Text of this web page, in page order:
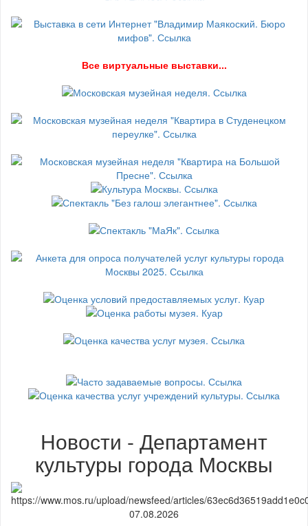
Все виртуальные выставки...
Новости - Департамент
культуры города Москвы
07.08.2026